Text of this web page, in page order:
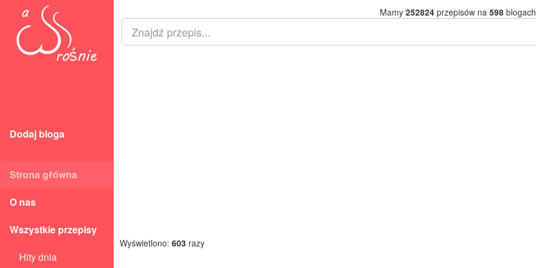
Dodaj bloga
Strona główna
O nas
Wszystkie przepisy
Hity dnia
Mamy 252824przepisów na 598
Wyświetlono: 603 razy